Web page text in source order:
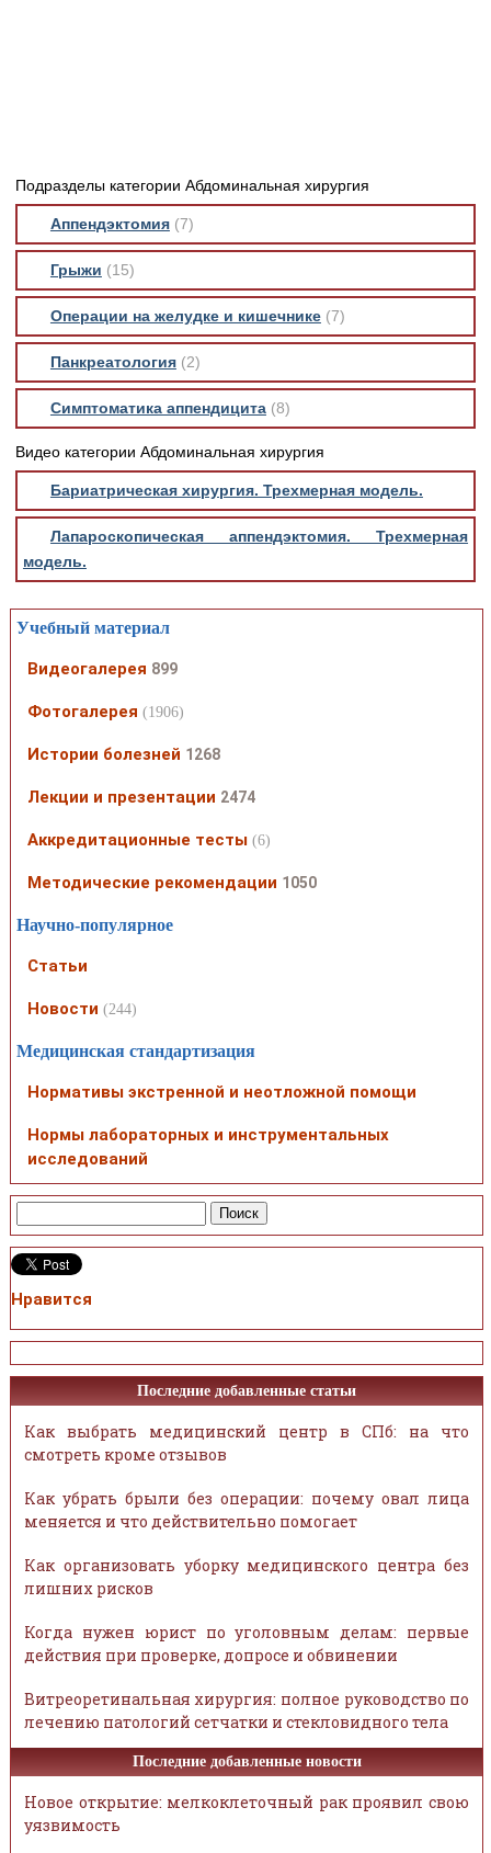
Добавить материал
FAQ
Подразделы категории Абдоминальная хирургия
Аппендэктомия (7)
Грыжи (15)
Операции на желудке и кишечнике (7)
Панкреатология (2)
Симптоматика аппендицита (8)
Видео категории Абдоминальная хирургия
Бариатрическая хирургия. Трехмерная модель.
Лапароскопическая аппендэктомия. Трехмерная
модель.
Учебный материал
Видеогалерея 899
Фотогалерея (1906)
Истории болезней 1268
Лекции и презентации 2474
Аккредитационные тесты (6)
Методические рекомендации 1050
Научно-популярное
Статьи
Новости (244)
Медицинская стандартизация
Нормативы экстренной и неотложной помощи
Нормы лабораторных и инструментальных
исследований
Нравится
Последние добавленные статьи
Как выбрать медицинский центр в СПб: на что
смотреть кроме отзывов
Как убрать брыли без операции: почему овал лица
меняется и что действительно помогает
Как организовать уборку медицинского центра без
лишних рисков
Когда нужен юрист по уголовным делам: первые
действия при проверке, допросе и обвинении
Витреоретинальная хирургия: полное руководство по
лечению патологий сетчатки и стекловидного тела
Последние добавленные новости
Новое открытие: мелкоклеточный рак проявил свою
уязвимость